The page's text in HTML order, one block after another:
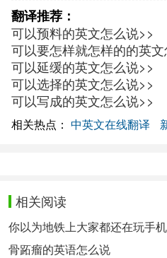
翻译推荐：
可以预料的英文怎么说>>
可以要怎样就怎样的的英
可以延缓的英文怎么说>>
可以选择的英文怎么说>>
可以写成的英文怎么说>>
相关热点： 中英文在线翻译
相关阅读
你以为地铁上大家都还在玩手
骨跖瘤的英语怎么说